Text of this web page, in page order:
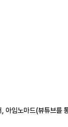
아임노마드(뷰튜브를